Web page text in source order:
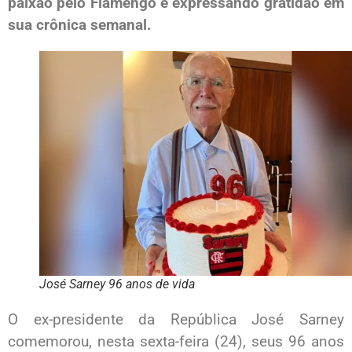
sua crônica semanal.
José Sarney 96 anos de vida
O ex-presidente da RepúblicaJosé Sarney
comemorou, nesta sexta-feira (24), seus 96 anos